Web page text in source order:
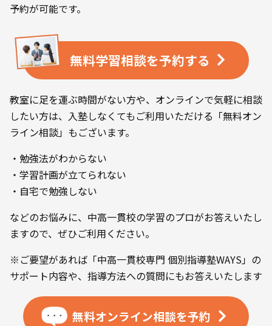
予約が可能です。
無料学習相談を予約する
教室に足を運ぶ時間がない方や、オンラインで気軽に相談
したい方は、入塾しなくてもご利用いただける「無料オン
ライン相談」もございます。
・勉強法がわからない
・学習計画が立てられない
・自宅で勉強しない
などのお悩みに、中高一貫校の学習のプロがお答えいたし
ますので、ぜひご利用ください。
※ご要望があれば「中高一貫校専門 個別指導塾WAYS」の
サポート内容や、指導方法への質問にもお答えいたします
無料オンライン相談を予約